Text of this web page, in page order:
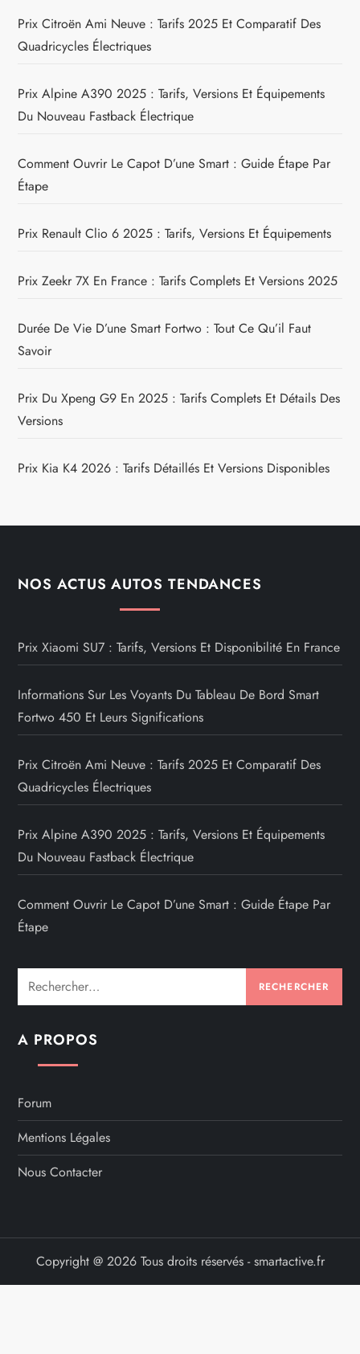
Prix Citroën Ami Neuve : Tarifs 2025 Et Comparatif Des
Quadricycles Électriques
Prix Alpine A390 2025 : Tarifs, Versions Et Équipements
Du Nouveau Fastback Électrique
Comment Ouvrir Le Capot D’une Smart : Guide Étape Par
Étape
Prix Renault Clio 6 2025 : Tarifs, Versions Et Équipements
Prix Zeekr 7X En France : Tarifs Complets Et Versions 2025
Durée De Vie D’une Smart Fortwo : Tout Ce Qu’il Faut
Savoir
Prix Du Xpeng G9 En 2025 : Tarifs Complets Et Détails Des
Versions
Prix Kia K4 2026 : Tarifs Détaillés Et Versions Disponibles
NOS ACTUS AUTOS TENDANCES
Prix Xiaomi SU7 : Tarifs, Versions Et Disponibilité En France
Informations Sur Les Voyants Du Tableau De Bord Smart
Fortwo 450 Et Leurs Significations
Prix Citroën Ami Neuve : Tarifs 2025 Et Comparatif Des
Quadricycles Électriques
Prix Alpine A390 2025 : Tarifs, Versions Et Équipements
Du Nouveau Fastback Électrique
Comment Ouvrir Le Capot D’une Smart : Guide Étape Par
Étape
Rechercher :
A PROPOS
Forum
Mentions Légales
Nous Contacter
Copyright @ 2026 Tous droits réservés - smartactive.fr